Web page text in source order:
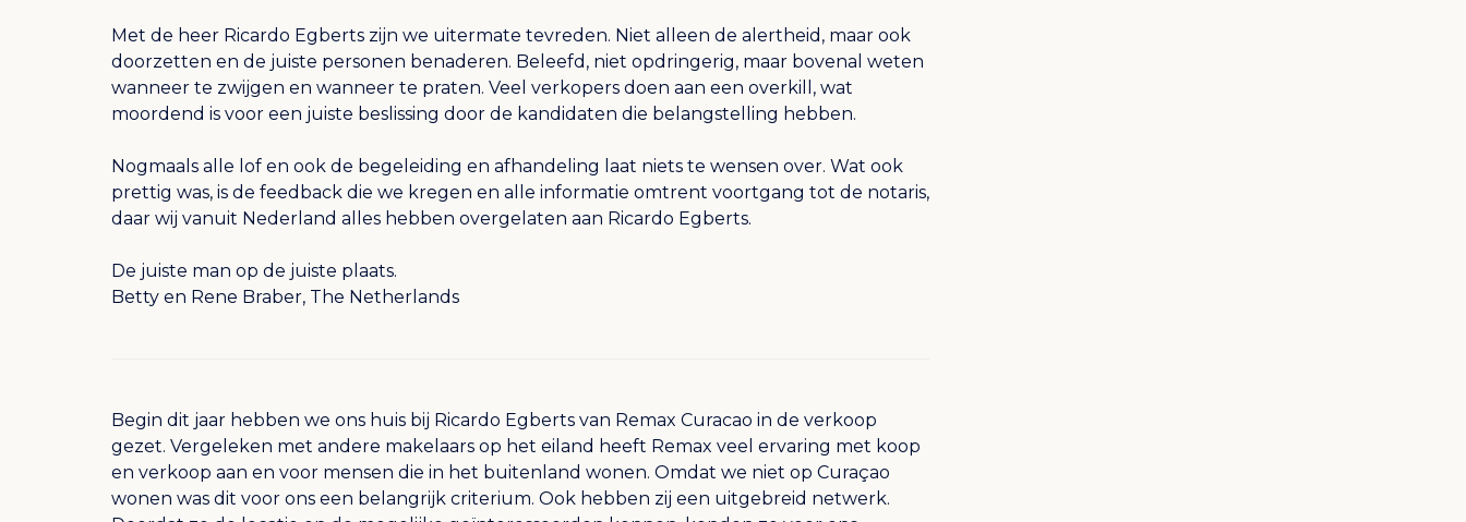
Met de heer Ricardo Egberts zijn we uitermate tevreden. Niet alleen de alertheid, maar ook
doorzetten en de juiste personen benaderen. Beleefd, niet opdringerig, maar bovenal weten
wanneer te zwijgen en wanneer te praten. Veel verkopers doen aan een overkill, wat
moordend is voor een juiste beslissing door de kandidaten die belangstelling hebben.
Nogmaals alle lof en ook de begeleiding en afhandeling laat niets te wensen over. Wat ook
prettig was, is de feedback die we kregen en alle informatie omtrent voortgang tot de notaris,
daar wij vanuit Nederland alles hebben overgelaten aan Ricardo Egberts.
De juiste man op de juiste plaats.
Betty en Rene Braber, The Netherlands
Begin dit jaar hebben we ons huis bij Ricardo Egberts van Remax Curacao in de verkoop
gezet. Vergeleken met andere makelaars op het eiland heeft Remax veel ervaring met koop
en verkoop aan en voor mensen die in het buitenland wonen. Omdat we niet op Curaçao
wonen was dit voor ons een belangrijk criterium. Ook hebben zij een uitgebreid netwerk.